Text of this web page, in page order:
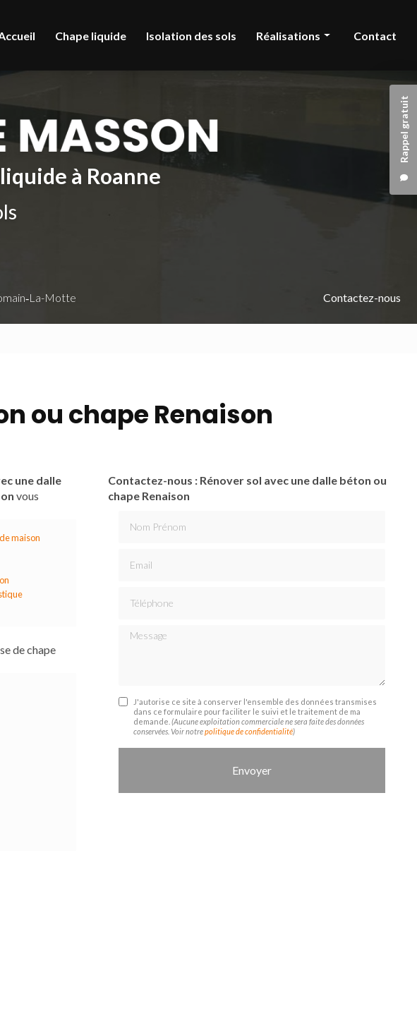
Rappel gratuit
Chape liquide Isolation des sols Réalisations Contact
à Roanne
Motte Contactez-nous
ou chape Renaison
une dalle
vous
maison
de chape
Contactez-nous : Rénover sol avec une dalle béton ou
chape Renaison
Message
J'autorise ce site à conserver l'ensemble des données transmises
dans ce formulaire pour faciliter le suivi et le traitement de ma
demande. (Aucune exploitation commerciale ne sera faite des données
conservées. Voir notrepolitique de confidentialité)